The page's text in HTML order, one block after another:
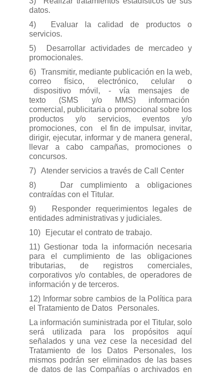
datos.
4)
Evaluar la calidad de productos o
servicios.
5)
Desarrollar actividades de mercadeo y
promocionales.
6) Transmitir, mediante publicación en la web,
correo físico, electrónico, celular o
dispositivo
móvil, - vía mensajes
de
texto
(SMS y/o MMS)
información
comercial, publicitaria o promocional sobre los
productos y/o servicios, eventos y/o
promociones, con
el fin de impulsar, invitar,
dirigir, ejecutar, informar y de manera general,
llevar a cabo campañas, promociones o
concursos.
7) Atender servicios a través de Call Center
8)
Dar cumplimiento a obligaciones
contraídas con el Titular.
9)
Responder requerimientos legales de
entidades administrativas y judiciales.
10)
Ejecutar el contrato de trabajo.
11) Gestionar toda la información necesaria
para el cumplimiento de las obligaciones
tributarias, de registros comerciales,
corporativos y/o contables, de operadores de
información y de terceros.
12) Informar sobre cambios de la Política para
el Tratamiento de Datos
Personales.
La información suministrada por el Titular, solo
será utilizada para los propósitos aquí
señalados y una vez cese la necesidad del
Tratamiento de los Datos Personales, los
mismos podrán ser eliminados de las bases
de datos de las Compañías o archivados en